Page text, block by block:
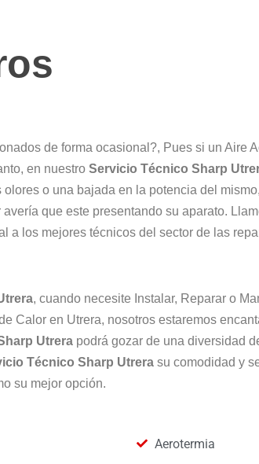
de forma ocasional?, Pues si un Aire
en nuestro Servicio Técnico Sharp
o una bajada en la potencia del
que este presentando su aparato.
a los mejores técnicos del sector de las
, cuando necesite Instalar, Reparar o
Calor en Utrera, nosotros estaremos
Utrera podrá gozar de una diversidad
Técnico Sharp Utrera su comodidad y
su mejor opción.
Aerotermia